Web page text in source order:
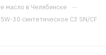
масло в Челябинске —
30 синтетическое C3 SN/CF